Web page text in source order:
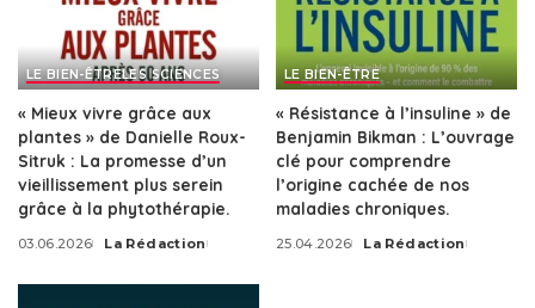
LE BIEN-ÊTRELES SCIENCES
« Mieux vivre grâce aux
plantes » de Danielle Roux-
Sitruk : La promesse d’un
vieillissement plus serein
grâce à la phytothérapie.
03.06.2026
Posted
La Rédaction
LE BIEN-ÊTRE
« Résistance à l’insuline » de
Benjamin Bikman : L’ouvrage
clé pour comprendre
l’origine cachée de nos
maladies chroniques.
25.04.2026
Posted
La Rédaction